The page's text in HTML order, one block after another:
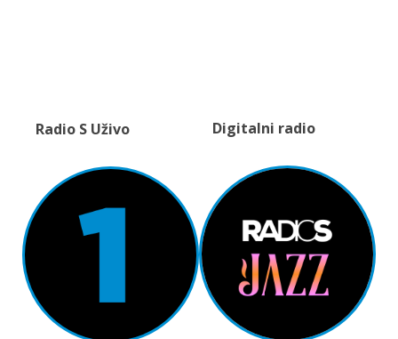
Radio S Uživo Digitalni radio